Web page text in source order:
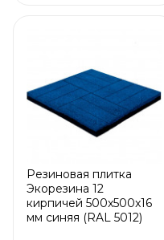
Резиновая плитка
Экорезина 12
кирпичей 500x500x16
мм синяя (RAL 5012)